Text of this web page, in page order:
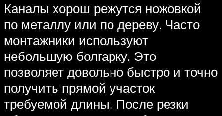
Каналы хорош режутся ножовкой
по металлу или по дереву. Часто
монтажники используют
небольшую болгарку. Это
позволяет довольно быстро и точно
получить прямой участок
требуемой длины. После резки